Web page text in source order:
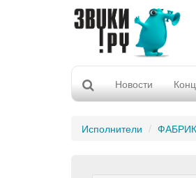
Новости
Исполнители